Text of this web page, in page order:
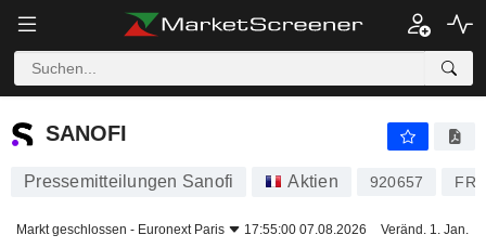
SANOFI
SANOFI
Pressemitteilungen Sanofi Aktien 920657
Markt geschlossen - Euronext Paris 17:55:00 07.08.2026 Veränd. 1. Jan.